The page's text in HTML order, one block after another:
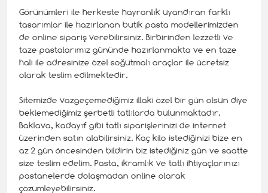
Görünümleri ile herkeste hayranlık uyandıran farklı
tasarımlar ile hazırlanan butik pasta modellerimizden
de online sipariş verebilirsiniz. Birbirinden lezzetli ve
taze pastalarımız gününde hazırlanmakta ve en taze
hali ile adresinize özel soğutmalı araçlar ile ücretsiz
olarak teslim edilmektedir.
Sitemizde vazgeçemediğimiz illaki özel bir gün olsun diye
beklemediğimiz şerbetli tatlılarda bulunmaktadır.
Baklava, kadayıf gibi tatlı siparişlerinizi de internet
üzerinden satın alabilirsiniz. Kaç kilo istediğinizi bize en
az 2 gün öncesinden bildirin biz istediğiniz gün ve saatte
size teslim edelim. Pasta, ikramlık ve tatlı ihtiyaçlarınızı
pastanelerde dolaşmadan online olarak
çözümleyebilirsiniz.